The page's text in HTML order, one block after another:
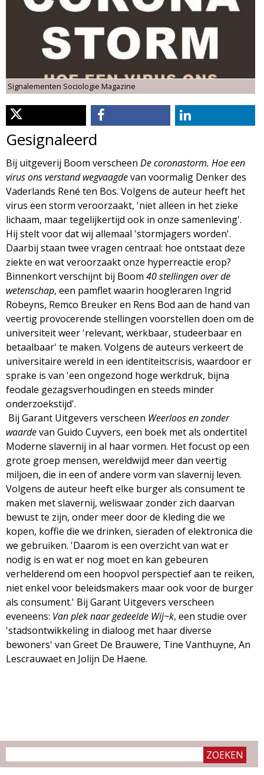
l
o
g
i
e
M
a
g
a
z
i
n
e
n
u
Signalementen Sociologie Magazine
Gesignaleerd
Bij uitgeverij Boom verscheen De coronastorm. Hoe een
virus ons verstand wegvaagdevan voormalig Denker des
Vaderlands René ten Bos. Volgens de auteur heeft het
virus een storm veroorzaakt, 'niet alleen in het zieke
lichaam, maar tegelijkertijd ook in onze samenleving'.
Hij stelt voor dat wij allemaal 'stormjagers worden'.
Daarbij staan twee vragen centraal: hoe ontstaat deze
ziekte en wat veroorzaakt onze hyperreactie erop?
Binnenkort verschijnt bij Boom 40 stellingen over de
wetenschap, een pamflet waarin hoogleraren Ingrid
Robeyns, Remco Breuker en Rens Bod aan de hand van
veertig provocerende stellingen voorstellen doen om de
universiteit weer 'relevant, werkbaar, studeerbaar en
betaalbaar' te maken. Volgens de auteurs verkeert de
universitaire wereld in een identiteitscrisis, waardoor er
sprake is van 'een ongezond hoge werkdruk, bijna
feodale gezagsverhoudingen en steeds minder
onderzoekstijd'.
Bij Garant Uitgevers verscheen Weerloos en zonder
waardevan Guido Cuyvers, een boek met als ondertitel
Moderne slavernij in al haar vormen. Het focust op een
grote groep mensen, wereldwijd meer dan veertig
miljoen, die in een of andere vorm van slavernij leven.
Volgens de auteur heeft elke burger als consument te
maken met slavernij, weliswaar zonder zich daarvan
bewust te zijn, onder meer door de kleding die we
kopen, koffie die we drinken, sieraden of elektronica die
we gebruiken. 'Daarom is een overzicht van wat er
nodig is en wat er nog moet en kan gebeuren
verhelderend om een hoopvol perspectief aan te reiken,
niet enkel voor beleidsmakers maar ook voor de burger
als consument.' Bij Garant Uitgevers verscheen
eveneens: Van plek naar gedeelde Wij~k, een studie over
'stadsontwikkeling in dialoog met haar diverse
bewoners' van Greet De Brauwere, Tine Vanthuyne, An
Lescrauwaet en Jolijn De Haene.